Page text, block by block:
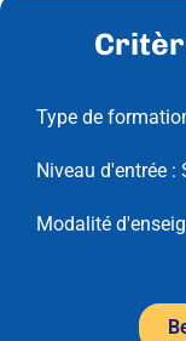
Type de
Niveau d'entrée :
Modalité